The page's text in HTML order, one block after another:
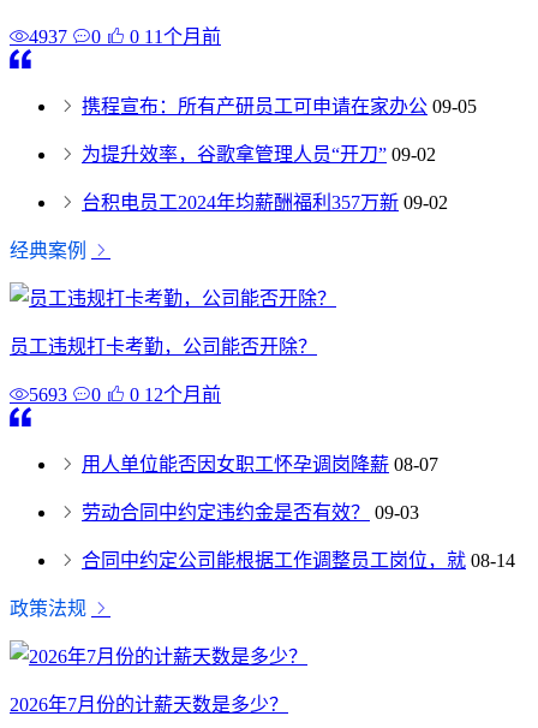
4937 0 0 11个月前
携程宣布：所有产研员工可申请在家办公 09-05
为提升效率，谷歌拿管理人员“开刀” 09-02
台积电员工2024年均薪酬福利357万新 09-02
经典案例
员工违规打卡考勤，公司能否开除？
5693 0 0 12个月前
用人单位能否因女职工怀孕调岗降薪 08-07
劳动合同中约定违约金是否有效？ 09-03
合同中约定公司能根据工作调整员工岗位，就 08-14
政策法规
2026年7月份的计薪天数是多少？